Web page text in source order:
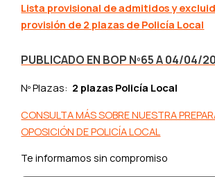
Lista provisional de admitidos y
provisión de 2 plazas de Policía Local
PUBLICADO EN BOP Nº65A 04/04/
Nº Plazas: 2 plazas Policía Local
CONSULTA MÁS SOBRE NUESTRA
OPOSICIÓN DE POLICÍA LOCAL
Te informamos sin compromiso